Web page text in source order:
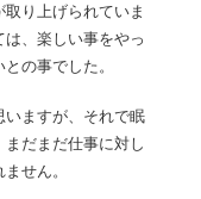
り上げられていま
、楽しい事をやっ
の事でした。
いますが、それで眠
だまだ仕事に対し
せん。